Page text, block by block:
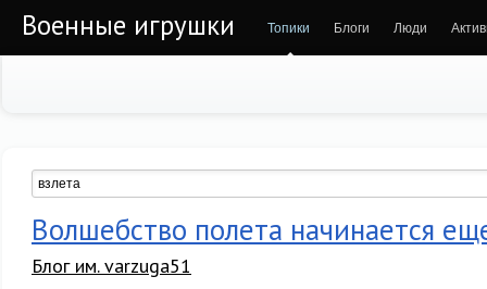
Военные игрушки Топики Блоги Люди
Волшебство полета начинается
Блог им. varzuga51